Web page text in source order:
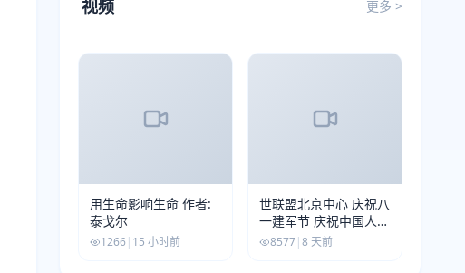
视频 更多 >
用生命影响生命 作者:
泰戈尔
1266| 15 小时前
世联盟北京中心 庆祝八
一建军节 庆祝中国人民
解放军建军99周年
8577|8 天前